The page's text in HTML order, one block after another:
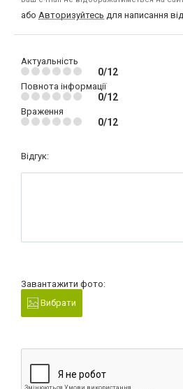
або Авторизуйтесь для написання
Актуальність
0/12
Повнота інформації
0/12
Враження
0/12
Відгук:
Завантажити фото:
Вибрати